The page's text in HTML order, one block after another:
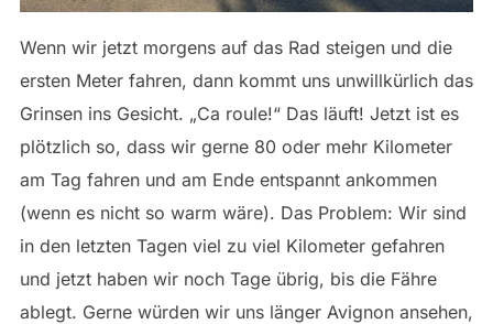
Wenn wir jetzt morgens auf das Rad steigen und die
ersten Meter fahren, dann kommt uns unwillkürlich das
Grinsen ins Gesicht. „Ca roule!“ Das läuft! Jetzt ist es
plötzlich so, dass wir gerne 80 oder mehr Kilometer
am Tag fahren und am Ende entspannt ankommen
(wenn es nicht so warm wäre). Das Problem: Wir sind
in den letzten Tagen viel zu viel Kilometer gefahren
und jetzt haben wir noch Tage übrig, bis die Fähre
ablegt. Gerne würden wir uns länger Avignon ansehen,